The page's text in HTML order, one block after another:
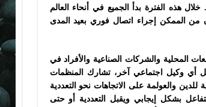
الأولى. خلال هذه الفترة بدأ الجميع في أنحاء العالم
من الممكن إجراء اتصال فوري بعيد المدى
المحلية والشركات الصناعية والأفراد في
أي وكيل اجتماعي آخر، تشارك المنظمات
للدين والعولمة على الاتجاهات نحو التعددية
بشكل إيجابي ويقبل التعددية أو حتى